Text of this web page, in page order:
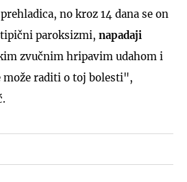
no kroz 14 dana se on
paroksizmi, napadaji
zvučnim hripavim udahom i
može raditi o toj bolesti",